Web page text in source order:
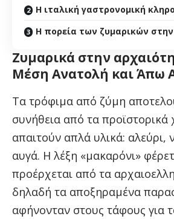
Η ιταλική γαστρονομική
Η πορεία των ζυμαρικών
Ζυμαρικά στην
Μέση Ανατολή και Άπω
Τα τρόφιμα από ζύμη
συνήθεια από τα προϊστορικά
απαιτούν απλά υλικά: αλεύρι,
αυγά. Η λέξη «μακαρόνι»
προέρχεται από τα
δηλαδή τα αποξηραμένα
αφήνονταν στους τάφους για